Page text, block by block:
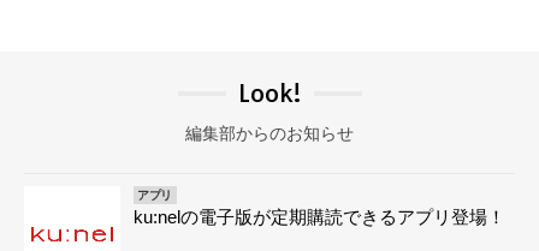
Look!
編集部からのお知らせ
アプリ
ku:nelの電子版が定期購読できるアプリ登場！